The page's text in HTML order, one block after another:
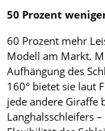
50 Prozent
60 Prozent mehr
Modell am Markt.
Aufhängung des
160° bietet sie laut
jede andere Giraffe
Langhalsschleifers